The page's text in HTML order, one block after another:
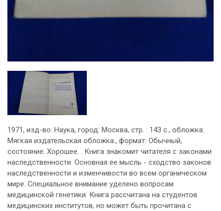
1971, изд-во: Наука, город: Москва, стр. : 143 с., обложка:
Мягкая издательская обложка., формат: Обычный,
состояние: Хорошее. . Книга знакомит читателя с законами
наследственности. Основная ее мысль - сходство законов
наследственности и изменчивости во всем органическом
мире. Специальное внимание уделено вопросам
медицинской генетики. Книга рассчитана на студентов
медицинских институтов, но может быть прочитана с